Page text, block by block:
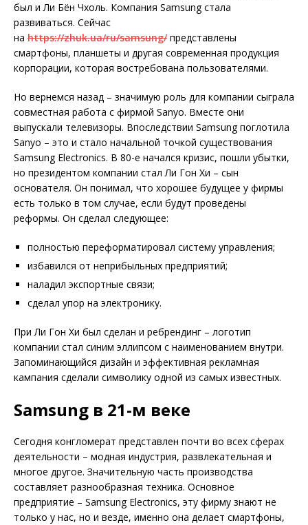
был и Ли Бён Чхоль. Компания Samsung стала
развиваться. Сейчас
на https://zhuk.ua/ru/samsung/представлены
смартфоны, планшеты и другая современная продукция
корпорации, которая востребована пользователями.
Но вернемся назад – значимую роль для компании сыграла
совместная работа с фирмой Sanyo. Вместе они
выпускали телевизоры. Впоследствии Samsung поглотила
Sanyo – это и стало начальной точкой существования
Samsung Electronics. В 80-е начался кризис, пошли убытки,
но президентом компании стал Ли Гон Хи – сын
основателя. Он понимал, что хорошее будущее у фирмы
есть только в том случае, если будут проведены
реформы. Он сделал следующее:
полностью переформатировал систему управления;
избавился от неприбыльных предприятий;
наладил экспортные связи;
сделал упор на электронику.
При Ли Гон Хи был сделан и ребрендинг – логотип
компании стал синим эллипсом с наименованием внутри.
Запоминающийся дизайн и эффективная рекламная
кампания сделали символику одной из самых известных.
Samsung в 21-м веке
Сегодня конгломерат представлен почти во всех сферах
деятельности – модная индустрия, развлекательная и
многое другое. Значительную часть производства
составляет разнообразная техника. Основное
предприятие – Samsung Electronics, эту фирму знают не
только у нас, но и везде, именно она делает смартфоны,